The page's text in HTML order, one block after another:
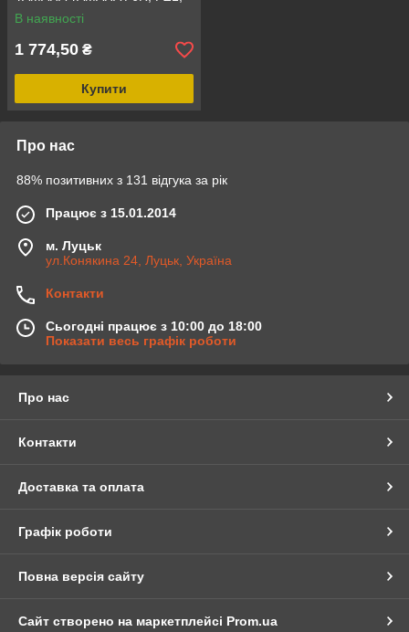
FZ6, FZS, TDM, YZF, YZF-R1,
YZF-R6 600-1300 1996-2010
В наявності
1 774,50 ₴
Купити
Про нас
88% позитивних з 131 відгука за рік
Працює з 15.01.2014
м. Луцьк
ул.Конякина 24, Луцьк, Україна
Контакти
Сьогодні працює з 10:00 до 18:00
Показати весь графік роботи
Про нас
Контакти
Доставка та оплата
Графік роботи
Повна версія сайту
Сайт створено на маркетплейсі Prom.ua